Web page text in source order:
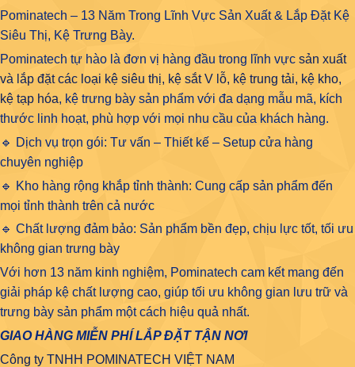
Pominatech – 13 Năm Trong Lĩnh Vực Sản Xuất & Lắp Đặt Kệ
Siêu Thị, Kệ Trưng Bày.
Pominatech tự hào là đơn vị hàng đầu trong lĩnh vực sản xuất
và lắp đặt các loại kệ siêu thị, kệ sắt V lỗ, kệ trung tải, kệ kho,
kệ tạp hóa, kệ trưng bày sản phẩm với đa dạng mẫu mã, kích
thước linh hoạt, phù hợp với mọi nhu cầu của khách hàng.
🔹 Dịch vụ trọn gói: Tư vấn – Thiết kế – Setup cửa hàng
chuyên nghiệp
🔹 Kho hàng rộng khắp tỉnh thành: Cung cấp sản phẩm đến
mọi tỉnh thành trên cả nước
🔹 Chất lượng đảm bảo: Sản phẩm bền đẹp, chịu lực tốt, tối ưu
không gian trưng bày
Với hơn 13 năm kinh nghiệm, Pominatech cam kết mang đến
giải pháp kệ chất lượng cao, giúp tối ưu không gian lưu trữ và
trưng bày sản phẩm một cách hiệu quả nhất.
GIAO HÀNG MIỄN PHÍ LẮP ĐẶT TẬN NƠI
Công ty TNHH POMINATECH VIỆT NAM